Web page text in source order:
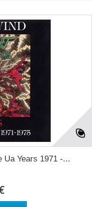
Ua Years 1971 -...